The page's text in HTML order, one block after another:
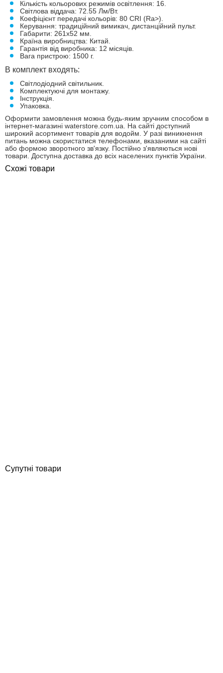
Кількість кольорових режимів освітлення: 16.
Світлова віддача: 72.55 Лм/Вт.
Коефіцієнт передачі кольорів: 80 CRI (Ra>).
Керування: традиційний вимикач, дистанційний пульт.
Габарити: 261х52 мм.
Країна виробництва: Китай.
Гарантія від виробника: 12 місяців.
Вага пристрою: 1500 г.
В комплект входять:
Світлодіодний світильник.
Комплектуючі для монтажу.
Інструкція.
Упаковка.
Оформити замовлення можна будь-яким зручним способом в
інтернет-магазині waterstore.com.ua. На сайті доступний
широкий асортимент товарів для водойм. У разі виникнення
питань можна скористатися телефонами, вказаними на сайті
або формою зворотного зв'язку. Постійно з'являються нові
товари. Доступна доставка до всіх населених пунктів України.
Схожі товари
Супутні товари